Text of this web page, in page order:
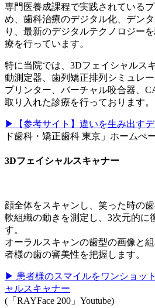
専門医養成課程で実践されている
め、歯科治療のデジタル化、デン
り、最新のデジタルテクノロジー
療を行っています。
特に当院では、3Dフェイシャルス
動測定器、歯列矯正排列シミュレ
プリンター、バーチャル咬合器、
取り入れた診療を行っております。
▶【参考サイト】違いを生み出す
ド歯科・矯正歯科 東京」ホームぺ
3Dフェイシャルスキャナー
顔全体をスキャンし、笑った時の
軟組織の動きを測定し、3次元的に
す。
オーラルスキャンの歯型の画像と
者様の歯の審美性を把握します。
▶ 患者様のスマイルをワンショッ
ャルスキャナー
(「RAYFace 200」Youtube)